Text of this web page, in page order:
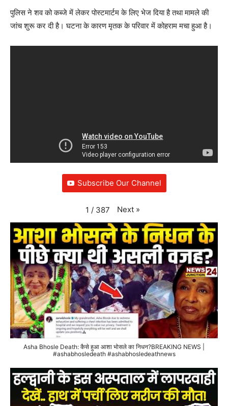
पुलिस ने शव को कब्जे में लेकर पोस्टमार्टम के लिए भेज दिया है तथा मामले की
जांच शुरू कर दी है। घटना के कारण मृतक के परिवार में कोहराम मचा हुआ है।
Subscribe Our Channel
1 / 387 Next »
Asha Bhosle Death: कैसे हुआ आशा भोसले का निधन?BREAKING NEWS |
#ashabhosledeath #ashabhosledeathnews